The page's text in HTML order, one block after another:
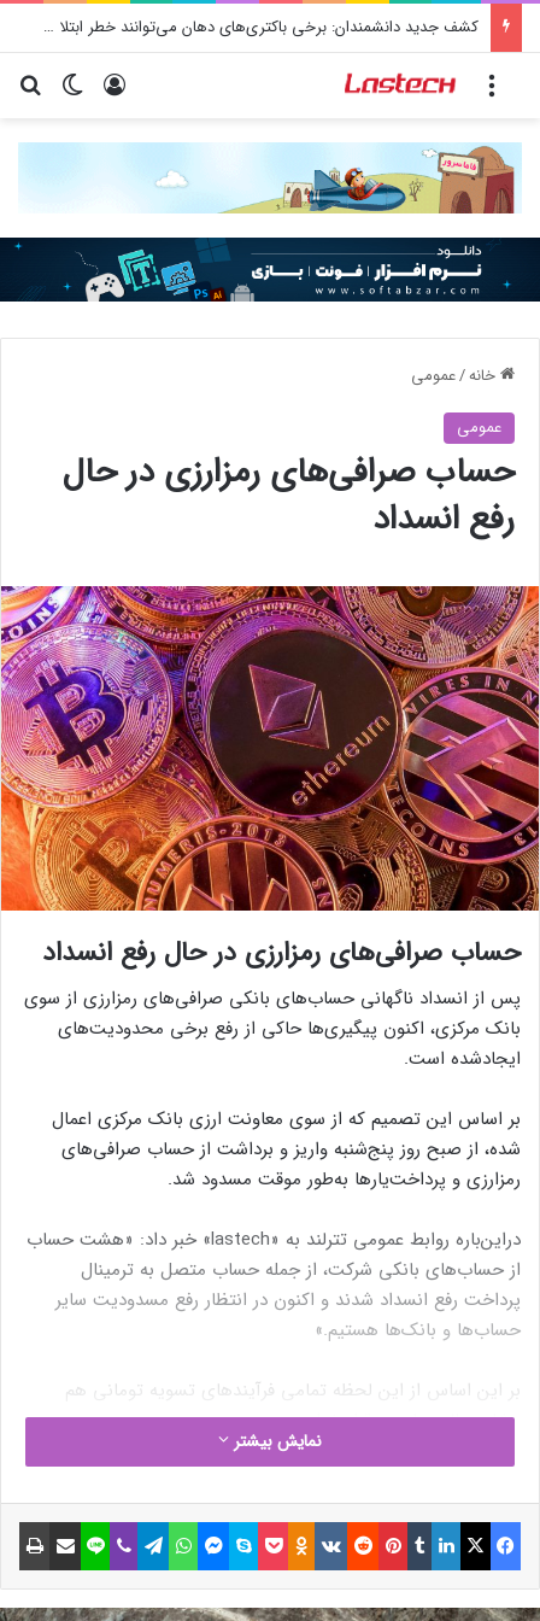
کشف جدید دانشمندان: برخی باکتری‌های دهان می‌توانند خطر ابتلا به آلزایمر را افزایش دهند
تغییر ورود
خانه/عمومی
عمومی
حساب صرافی‌های رمزارزی در حال
رفع انسداد
حساب صرافی‌های رمزارزی در حال رفع انسداد
پس از انسداد ناگهانی حساب‌های بانکی صرافی‌های رمزارزی از سوی
بانک مرکزی، اکنون پیگیری‌ها حاکی از رفع برخی محدودیت‌های
ایجادشده است.
بر اساس این تصمیم که از سوی معاونت ارزی بانک مرکزی اعمال
شده، از صبح روز پنج‌شنبه واریز و برداشت از حساب صرافی‌های
رمزارزی و پرداخت‌یارها به‌طور موقت مسدود شد.
در‌این‌باره روابط عمومی تترلند به «lastech» خبر داد:‌ «هشت حساب
از حساب‌های بانکی شرکت، از جمله حساب متصل به ترمینال
پرداخت رفع انسداد شدند و اکنون در انتظار رفع مسدودیت سایر
حساب‌ها و بانک‌ها هستیم.»
بر این اساس از این لحظه تمامی فرآیندهای تسویه تومانی هم
مشابه حالت عادی برقرار خواهد بود.
تویوتا تاندرا سهم Ram را از بازار
وانت پیکاپ گرفت؛ یک گام تا
نمایش بیشتر
فیسبوک ایکس لینکداین تامبلر پینتریست Reddit
VKontakte
Odnoklassniki پاکت اسکایپ مسنجر واتس آپ تلگرام وایبر لاین اشتراک گذاری با ایمیل